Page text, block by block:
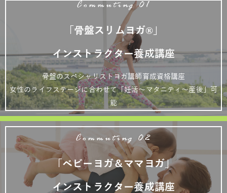
Commuting 01
「骨盤スリムヨガ®」
インストラクター養成講座
骨盤のスペシャリストヨガ講師育成資格講座
女性のライフステージに合わせて「妊活～マタニティ～産後」可
能
Commuting 02
「ベビーヨガ＆ママヨガ」
インストラクター養成講座